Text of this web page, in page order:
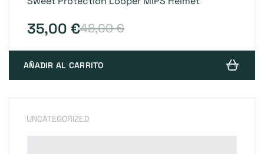
con3.75
es de
clientes
48,00€
35,00 €
AÑADIR AL CARRITO
UNCATEGORIZED